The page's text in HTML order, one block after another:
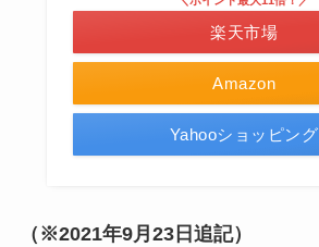
Amazon
楽天市場
Yahooショッピング
（※2021年9月23日追記）